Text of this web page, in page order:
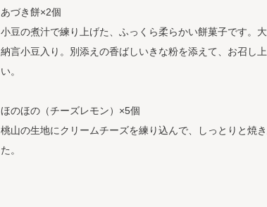
あづき餅×2個
小豆の煮汁で練り上げた、ふっくら柔らかい餅菓子です。
納言小豆入り。別添えの香ばしいきな粉を添えて、お召し
い。
ほのほの（チーズレモン）×5個
桃山の生地にクリームチーズを練り込んで、しっとりと焼
た。